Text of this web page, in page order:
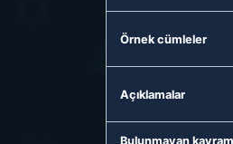
Örnek cümleler
Açıklamalar
Bulunmayan